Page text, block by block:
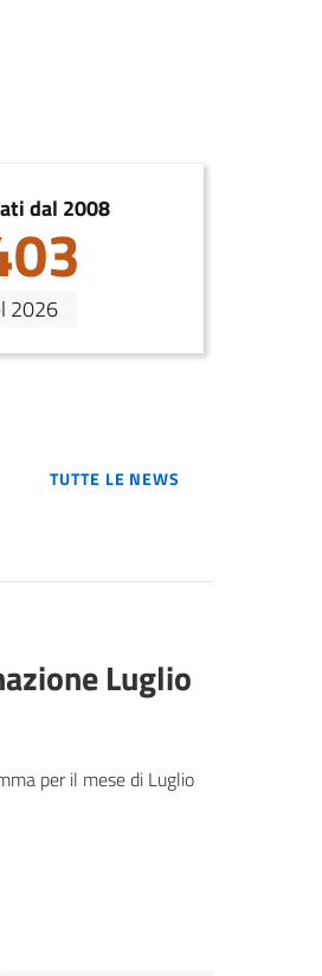
dal 2008
2026
TUTTE LE NEWS
Luglio
per il mese di Luglio